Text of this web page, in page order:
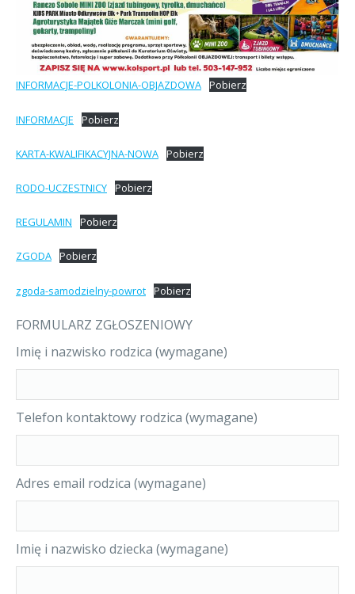
INFORMACJE-POLKOLONIA-OBJAZDOWA Pobierz
INFORMACJE Pobierz
KARTA-KWALIFIKACYJNA-NOWA Pobierz
RODO-UCZESTNICY Pobierz
REGULAMIN Pobierz
ZGODA Pobierz
zgoda-samodzielny-powrot Pobierz
FORMULARZ ZGŁOSZENIOWY
Imię i nazwisko rodzica (wymagane)
Telefon kontaktowy rodzica (wymagane)
Adres email rodzica (wymagane)
Imię i nazwisko dziecka (wymagane)